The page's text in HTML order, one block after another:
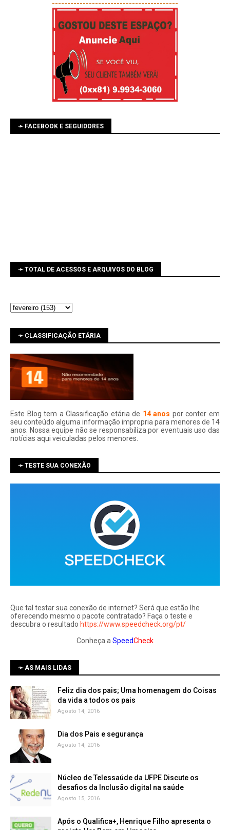
-----------------------------------------
➛ FACEBOOK E SEGUIDORES
➛ TOTAL DE ACESSOS E ARQUIVOS DO BLOG
➛ CLASSIFICAÇÃO ETÁRIA
Este Blog tem a Classificação etária de 14 anos por conter em
seu conteúdo alguma informação impropria para menores de 14
anos. Nossa equipe não se responsabiliza por eventuais uso das
notí­cias aqui veiculadas pelos menores.
➛ TESTE SUA CONEXÃO
Que tal testar sua conexão de internet? Será que estão lhe
oferecendo mesmo o pacote contratado? Faça o teste e
descubra o resultado https://www.speedcheck.org/pt/
Conheça a SpeedCheck
➛ AS MAIS LIDAS
Feliz dia dos pais; Uma homenagem do Coisas
da vida a todos os pais
Agosto 14, 2016
Dia dos Pais e segurança
Agosto 14, 2016
Núcleo de Telessaúde da UFPE Discute os
Agosto 15, 2016
Após o Qualifica+, Henrique Filho apresenta o